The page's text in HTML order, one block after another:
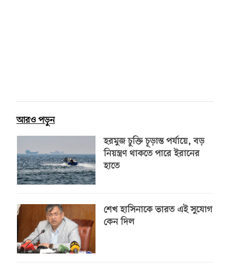
আরও পড়ুন
হরমুজ চুক্তি চূড়ান্ত পর্যায়ে, বড়
নিয়ন্ত্রণ থাকতে পারে ইরানের
হাতে
শেখ হাসিনাকে ভারত এই সুযোগ
কেন দিল